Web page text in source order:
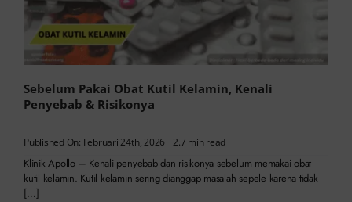
Sebelum Pakai Obat Kutil Kelamin, Kenali
Penyebab & Risikonya
Published On: Februari 24th, 2026 2.7 min read
Klinik Apollo – Kenali penyebab dan risikonya sebelum memakai obat
kutil kelamin. Kutil kelamin sering dianggap masalah sepele karena tidak
[…]